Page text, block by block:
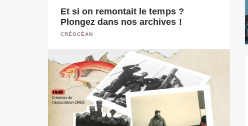
Et si on remontait le temps ?
Plongez dans nos archives !
CRÉOCÉAN